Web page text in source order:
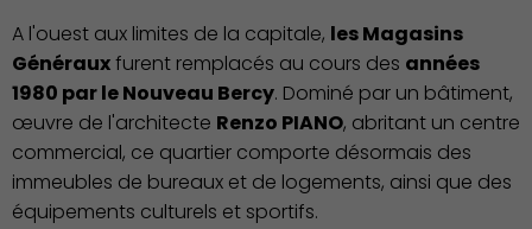
Publication des actes
A l'ouest aux limites de la capitale, les Magasins
Générauxfurent remplacés au cours des années
1980 par le Nouveau Bercy. Dominé par un bâtiment,
œuvre de l'architecte Renzo PIANO, abritant un centre
commercial, ce quartier comporte désormais des
immeubles de bureaux et de logements, ainsi que des
équipements culturels et sportifs.